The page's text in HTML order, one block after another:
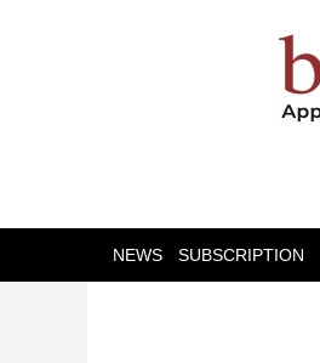
NEWS SUBSCRIPTION